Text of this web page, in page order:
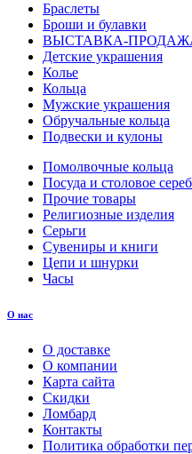
Браслеты
Броши и булавки
ВЫСТАВКА-
Детские украшения
Колье
Кольца
Мужские украшения
Обручальные кольца
Подвески и кулоны
Помолвочные кольца
Посуда и столовое
Прочие товары
Религиозные изделия
Серьги
Сувениры и книги
Цепи и шнурки
Часы
О нас
О доставке
О компании
Карта сайта
Скидки
Ломбард
Контакты
Политика обработки